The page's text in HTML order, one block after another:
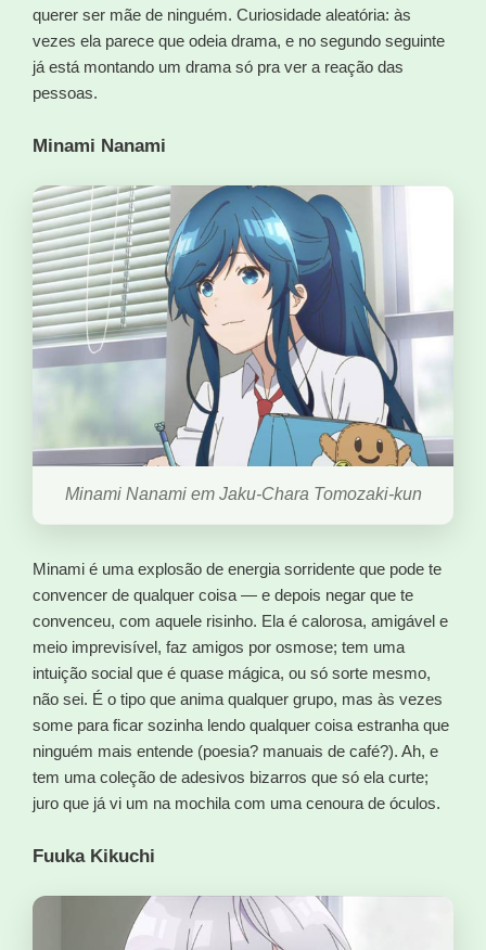
querer ser mãe de ninguém. Curiosidade aleatória: às
vezes ela parece que odeia drama, e no segundo seguinte
já está montando um drama só pra ver a reação das
pessoas.
Minami Nanami
Minami Nanami em Jaku-Chara Tomozaki-kun
Minami é uma explosão de energia sorridente que pode te
convencer de qualquer coisa — e depois negar que te
convenceu, com aquele risinho. Ela é calorosa, amigável e
meio imprevisível, faz amigos por osmose; tem uma
intuição social que é quase mágica, ou só sorte mesmo,
não sei. É o tipo que anima qualquer grupo, mas às vezes
some para ficar sozinha lendo qualquer coisa estranha que
ninguém mais entende (poesia? manuais de café?). Ah, e
tem uma coleção de adesivos bizarros que só ela curte;
juro que já vi um na mochila com uma cenoura de óculos.
Fuuka Kikuchi